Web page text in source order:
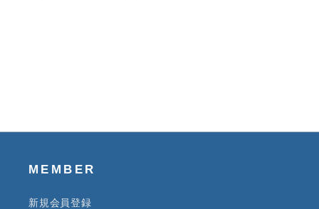
MEMBER
新規会員登録